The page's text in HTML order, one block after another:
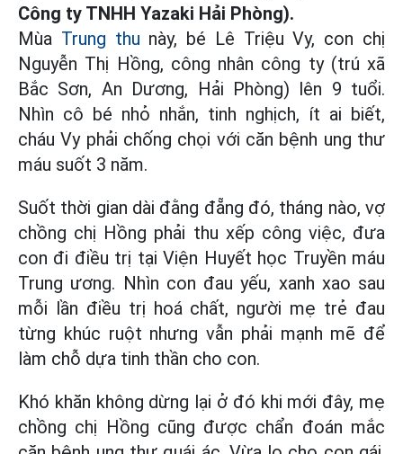
Công ty TNHH Yazaki Hải Phòng).
Mùa Trung thu này, bé Lê Triệu Vy, con chị
Nguyễn Thị Hồng, công nhân công ty (trú xã
Bắc Sơn, An Dương, Hải Phòng) lên 9 tuổi.
Nhìn cô bé nhỏ nhắn, tinh nghịch, ít ai biết,
cháu Vy phải chống chọi với căn bệnh ung thư
máu suốt 3 năm.
Suốt thời gian dài đằng đẵng đó, tháng nào, vợ
chồng chị Hồng phải thu xếp công việc, đưa
con đi điều trị tại Viện Huyết học Truyền máu
Trung ương. Nhìn con đau yếu, xanh xao sau
mỗi lần điều trị hoá chất, người mẹ trẻ đau
từng khúc ruột nhưng vẫn phải mạnh mẽ để
làm chỗ dựa tinh thần cho con.
Khó khăn không dừng lại ở đó khi mới đây, mẹ
chồng chị Hồng cũng được chẩn đoán mắc